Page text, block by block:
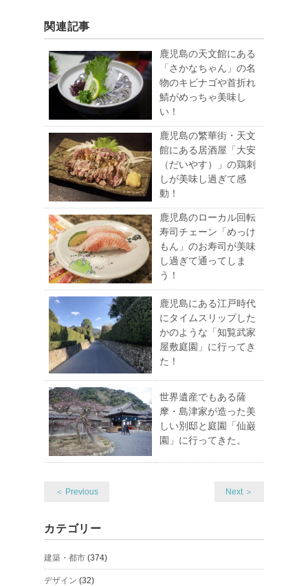
関連記事
鹿児島の天文館にある
「さかなちゃん」の名
物のキビナゴや首折れ
鯖がめっちゃ美味し
い！
鹿児島の繁華街・天文
館にある居酒屋「大安
（だいやす）」の鶏刺
しが美味し過ぎて感
動！
鹿児島のローカル回転
寿司チェーン「めっけ
もん」のお寿司が美味
し過ぎて通ってしま
う！
鹿児島にある江戸時代
にタイムスリップした
かのような「知覧武家
屋敷庭園」に行ってき
た！
世界遺産でもある薩
摩・島津家が造った美
しい別邸と庭園「仙巌
園」に行ってきた。
＜ Previous Next ＞
カテゴリー
建築・都市 (374)
デザイン (32)